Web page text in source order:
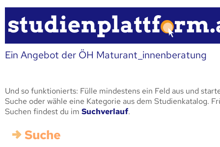
Ein Angebot der ÖH Maturant_innenberatung
Und so funktionierts: Fülle mindestens ein Feld aus und
Suche oder wähle eine Kategorie aus dem Studienkatalog.
Suchen findest du im Suchverlauf.
Suche